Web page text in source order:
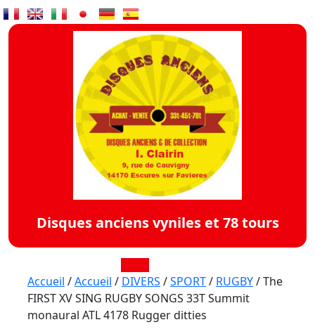
Skip
to
Disques anciens vyniles et 78 tours
Open
Button
Accueil /Accueil / DIVERS /SPORT/ RUGBY/ The
FIRST XV SING RUGBY SONGS 33T Summit
monaural ATL 4178 Rugger ditties